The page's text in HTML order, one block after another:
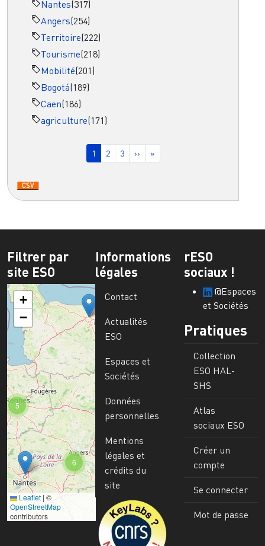
Nantes(317)
Angers(254)
Territoire(222)
Tourisme(218)
Mobilité(201)
Bogotá(189)
Caen(186)
agriculture(171)
Page courante
1 Page
2 Page
3 Page suivante
›› Dernière page
»
Filtrer par
site ESO
6
5
+
−
Leaflet | ©
OpenStreetMap
contributors
Informations
légales
Contact
Actualités
ESO
Espaces et
Sociétés
Données
personnelles
Mentions
légales et
crédits du
site
Image
rESO
sociaux !
@Espaces
et Sociétés
Pratiques
Collection
ESO HAL-
SHS
Atlas
sociaux ESO
Créer un
compte
Se connecter
Mot de passe